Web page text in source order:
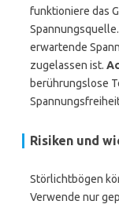
funktioniere das
erwartende
zugelassen ist.
berührungslose
Risiken und
Störlichtbögen
Verwende nur